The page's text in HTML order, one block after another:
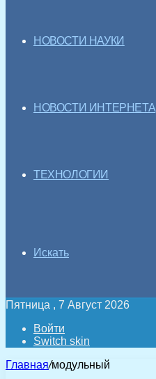
НОВОСТИ НАУКИ
НОВОСТИ ИНТЕРНЕТА
ТЕХНОЛОГИИ
Искать
Пятница , 7 Август 2026
Войти
Switch skin
Главная/модульный